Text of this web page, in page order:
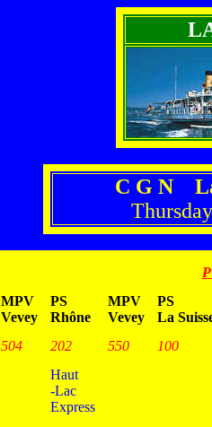
C G N
MPV
Vevey
PS
Rhône
MPV
Vevey
PS
La
504 202 550 100
Haut
-Lac
Express